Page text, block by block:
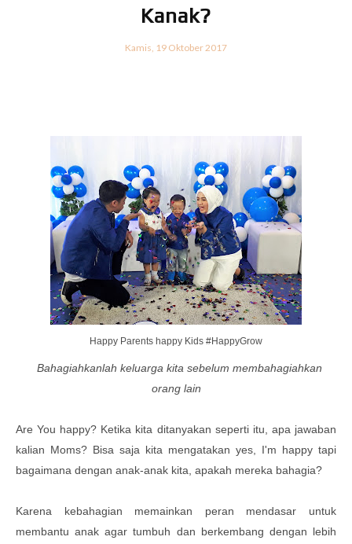
Kanak?
Kamis, 19 Oktober 2017
Happy Parents happy Kids #HappyGrow
Bahagiahkanlah keluarga kita sebelum membahagiahkan
orang lain
Are You happy? Ketika kita ditanyakan seperti itu, apa jawaban
kalian Moms? Bisa saja kita mengatakan yes, I'm happy tapi
bagaimana dengan anak-anak kita, apakah mereka bahagia?
Karena kebahagian memainkan peran mendasar untuk
membantu anak agar tumbuh dan berkembang dengan lebih